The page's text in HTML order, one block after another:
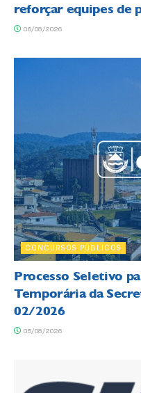
reforçar equipes de
06/08/2026
CONCURSOS PÚBLICOS
Processo Seletivo
Temporária da
02/2026
05/08/2026